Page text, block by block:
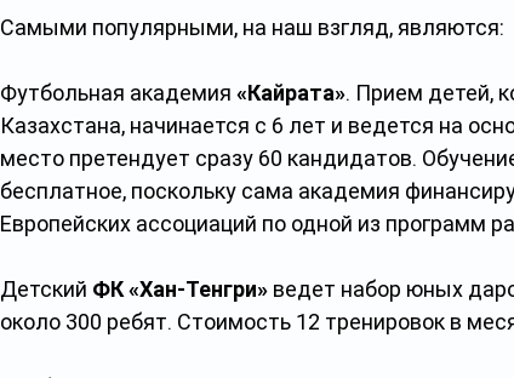
Самыми популярными, на наш взгляд, являются:
Футбольная академия «Кайрата». Прием детей,
Казахстана, начинается с 6 лет и ведется на
место претендует сразу 60 кандидатов.
бесплатное, поскольку сама академия
Европейских ассоциаций по одной из программ
Детский ФК «Хан-Тенгри» ведет набор юных
около 300 ребят. Стоимость 12 тренировок в